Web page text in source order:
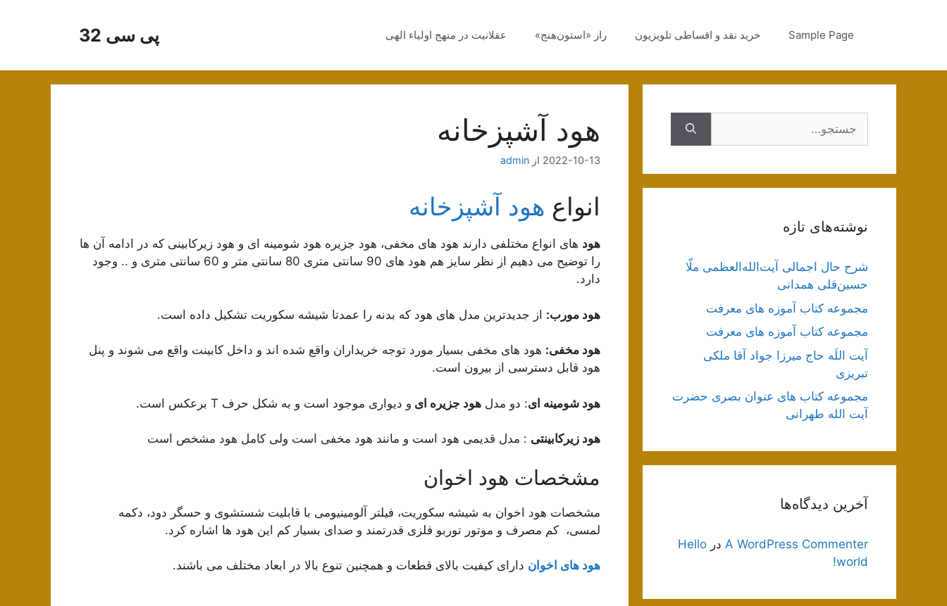
پی سی 32 Sample Page خرید نقد و اقساطی تلویزیون راز «استون‌هنج» عقلانیت در منهج اولیاء الهی
هود آشپزخانه
2022-10-13 از admin
انواع هود آشپزخانه
هود های انواع مختلفی دارند هود های مخفی، هود جزیره هود شومینه ای و هود زیرکابینی که در ادامه آن ها
را توضیح می دهیم از نظر سایز هم هود های 90 سانتی متری 80 سانتی متر و 60 سانتی متری و .. وجود
دارد.
هود مورب: از جدیدترین مدل های هود که بدنه را عمدتا شیشه سکوریت تشکیل داده است.
هود مخفی: هود های مخفی بسیار مورد توجه خریداران واقع شده اند و داخل کابینت واقع می شوند و پنل
هود قابل دسترسی از بیرون است.
هود شومینه ای: دو مدل هود جزیره ای و دیواری موجود است و به شکل حرف T برعکس است.
هود زیرکابینتی : مدل قدیمی هود است و مانند هود مخفی است ولی کامل هود مشخص است
مشخصات هود اخوان
مشخصات هود اخوان به شیشه سکوریت، فیلتر آلومینیومی با قابلیت شستشوی و حسگر دود، دکمه‌
لمسی، کم مصرف و موتور توربو فلزی قدرتمند و صدای بسیار کم این هود ها اشاره کرد.
هود های اخوان دارای کیفیت بالای قطعات و همچنین تنوع بالا در ابعاد مختلف می باشند.
نوشته‌های تازه
شرح حال اجمالی آیت‌الله‌العظمی ملّا
حسین‌قلی همدانی
مجموعه کتاب آموزه های معرفت
مجموعه کتاب آموزه های معرفت
آیت اللَه حاج میرزا جواد آقا ملکی
تبریزی
مجموعه کتاب های عنوان بصری حضرت
آیت الله طهرانی
آخرین دیدگاه‌ها
A WordPress Commenter در Hello
world!